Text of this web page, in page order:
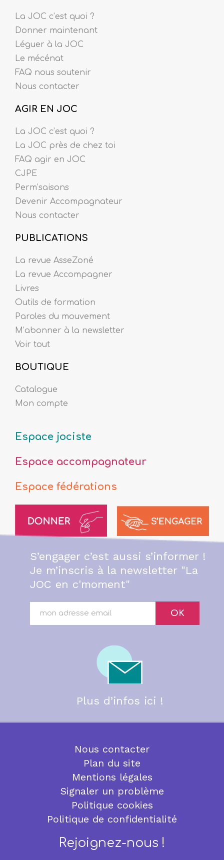
La JOC c’est quoi ?
Donner maintenant
Léguer à la JOC
Le mécénat
FAQ nous soutenir
Nous contacter
AGIR EN JOC
La JOC c’est quoi ?
La JOC près de chez toi
FAQ agir en JOC
CJPE
Perm’saisons
Devenir Accompagnateur
Nous contacter
PUBLICATIONS
La revue AsseZoné
La revue Accompagner
Livres
Outils de formation
Paroles du mouvement
M’abonner à la newsletter
Voir tout
BOUTIQUE
Catalogue
Mon compte
Espace jociste
Espace accompagnateur
Espace fédérations
S’engager c’est aussi s’informer !
Je m’inscris à la newsletter "La
JOC en c'moment"
OK
Plus d’infos ici !
Nous contacter
Plan du site
Mentions légales
Signaler un problème
Politique cookies
Politique de confidentialité
Rejoignez-nous !